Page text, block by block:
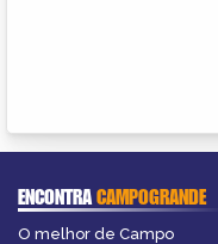
ENCONTRACAMPOGRANDE
O melhor de Campo